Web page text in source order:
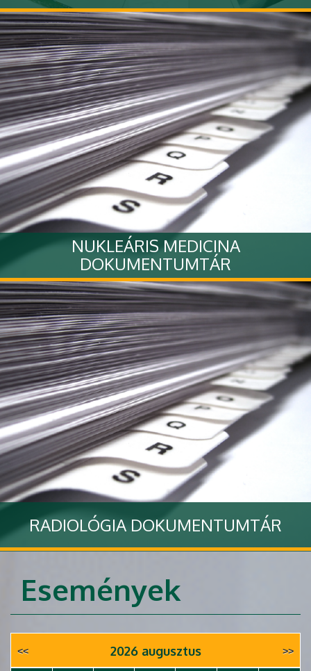
A Klinikánkhoz kapcsolódó rendezvényekről készült
fotógaléria
Tovább
NUKLEÁRIS MEDICINA
DOKUMENTUMTÁR
Tovább
RADIOLÓGIA DOKUMENTUMTÁR
Események
2026 augusztus